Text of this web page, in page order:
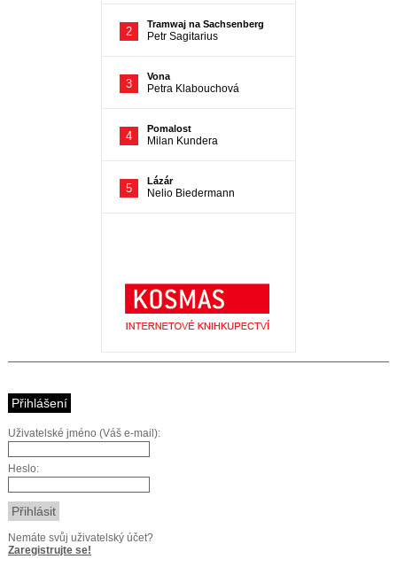
Přihlášení
Uživatelské jméno (Váš e-mail):
Heslo:
Nemáte svůj uživatelský účet?
Zaregistrujte se!